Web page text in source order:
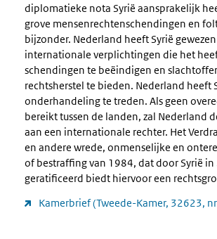
diplomatieke nota Syrië aansprakelijk
grove mensenrechtenschendingen en
bijzonder. Nederland heeft Syrië
internationale verplichtingen die het
schendingen te beëindigen en
rechtsherstel te bieden. Nederland heeft
onderhandeling te treden. Als geen
bereikt tussen de landen, zal Nederland
aan een internationale rechter. Het
en andere wrede, onmenselijke en
of bestraffing van 1984, dat door Syrië
geratificeerd biedt hiervoor een
Kamerbrief (Tweede-Kamer, 32623,